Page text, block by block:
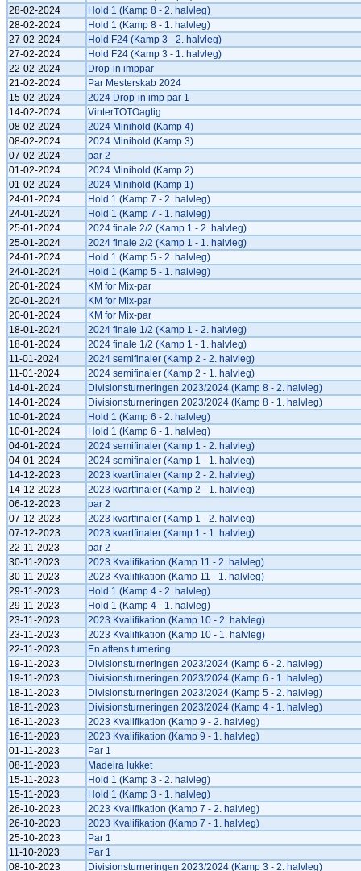
28-02-2024
Hold 1 (Kamp 8 - 2. halvleg)
28-02-2024
Hold 1 (Kamp 8 - 1. halvleg)
27-02-2024
Hold F24 (Kamp 3 - 2. halvleg)
27-02-2024
Hold F24 (Kamp 3 - 1. halvleg)
22-02-2024
Drop-in imppar
21-02-2024
Par Mesterskab 2024
15-02-2024
2024 Drop-in imp par 1
14-02-2024
VinterTOTOagtig
08-02-2024
2024 Minihold (Kamp 4)
08-02-2024
2024 Minihold (Kamp 3)
07-02-2024
par 2
01-02-2024
2024 Minihold (Kamp 2)
01-02-2024
2024 Minihold (Kamp 1)
24-01-2024
Hold 1 (Kamp 7 - 2. halvleg)
24-01-2024
Hold 1 (Kamp 7 - 1. halvleg)
25-01-2024
2024 finale 2/2 (Kamp 1 - 2. halvleg)
25-01-2024
2024 finale 2/2 (Kamp 1 - 1. halvleg)
24-01-2024
Hold 1 (Kamp 5 - 2. halvleg)
24-01-2024
Hold 1 (Kamp 5 - 1. halvleg)
20-01-2024
KM for Mix-par
20-01-2024
KM for Mix-par
20-01-2024
KM for Mix-par
18-01-2024
2024 finale 1/2 (Kamp 1 - 2. halvleg)
18-01-2024
2024 finale 1/2 (Kamp 1 - 1. halvleg)
11-01-2024
2024 semifinaler (Kamp 2 - 2. halvleg)
11-01-2024
2024 semifinaler (Kamp 2 - 1. halvleg)
14-01-2024
Divisionsturneringen 2023/2024 (Kamp 8 - 2. halvleg)
14-01-2024
Divisionsturneringen 2023/2024 (Kamp 8 - 1. halvleg)
10-01-2024
Hold 1 (Kamp 6 - 2. halvleg)
10-01-2024
Hold 1 (Kamp 6 - 1. halvleg)
04-01-2024
2024 semifinaler (Kamp 1 - 2. halvleg)
04-01-2024
2024 semifinaler (Kamp 1 - 1. halvleg)
14-12-2023
2023 kvartfinaler (Kamp 2 - 2. halvleg)
14-12-2023
2023 kvartfinaler (Kamp 2 - 1. halvleg)
06-12-2023
par 2
07-12-2023
2023 kvartfinaler (Kamp 1 - 2. halvleg)
07-12-2023
2023 kvartfinaler (Kamp 1 - 1. halvleg)
22-11-2023
par 2
30-11-2023
2023 Kvalifikation (Kamp 11 - 2. halvleg)
30-11-2023
2023 Kvalifikation (Kamp 11 - 1. halvleg)
29-11-2023
Hold 1 (Kamp 4 - 2. halvleg)
29-11-2023
Hold 1 (Kamp 4 - 1. halvleg)
23-11-2023
2023 Kvalifikation (Kamp 10 - 2. halvleg)
23-11-2023
2023 Kvalifikation (Kamp 10 - 1. halvleg)
22-11-2023
En aftens turnering
19-11-2023
Divisionsturneringen 2023/2024 (Kamp 6 - 2. halvleg)
19-11-2023
Divisionsturneringen 2023/2024 (Kamp 6 - 1. halvleg)
18-11-2023
Divisionsturneringen 2023/2024 (Kamp 5 - 2. halvleg)
18-11-2023
Divisionsturneringen 2023/2024 (Kamp 4 - 1. halvleg)
16-11-2023
2023 Kvalifikation (Kamp 9 - 2. halvleg)
16-11-2023
2023 Kvalifikation (Kamp 9 - 1. halvleg)
01-11-2023
Par 1
08-11-2023
Madeira lukket
15-11-2023
Hold 1 (Kamp 3 - 2. halvleg)
15-11-2023
Hold 1 (Kamp 3 - 1. halvleg)
26-10-2023
2023 Kvalifikation (Kamp 7 - 2. halvleg)
26-10-2023
2023 Kvalifikation (Kamp 7 - 1. halvleg)
25-10-2023
Par 1
11-10-2023
Par 1
08-10-2023
Divisionsturneringen 2023/2024 (Kamp 3 - 2. halvleg)